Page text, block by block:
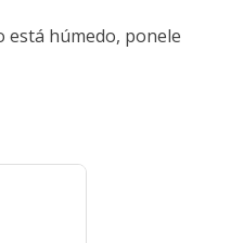
está húmedo, ponele